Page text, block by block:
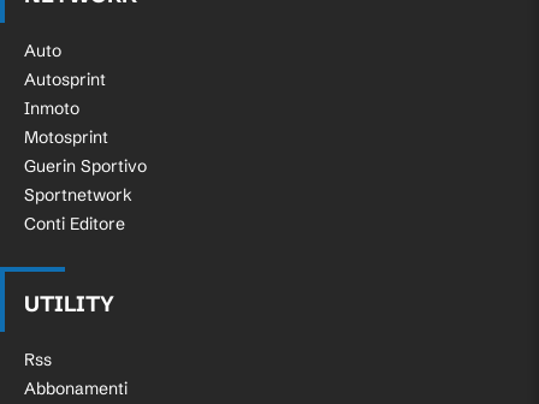
Auto
Autosprint
Inmoto
Motosprint
Guerin Sportivo
Sportnetwork
Conti Editore
UTILITY
Rss
Abbonamenti